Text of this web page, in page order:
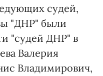
судей,
"ДНР" были
"судей ДНР" в
Валерия
Владимирович,